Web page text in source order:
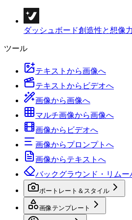
ダッシュボード創造性と想像
ツール
テキストから画像へ
テキストからビデオへ
画像から画像へ
マルチ画像から画像へ
画像からビデオへ
画像からプロンプトへ
画像からテキストへ
バックグラウンド・リムー
ポートレート＆スタイル
画像テンプレート